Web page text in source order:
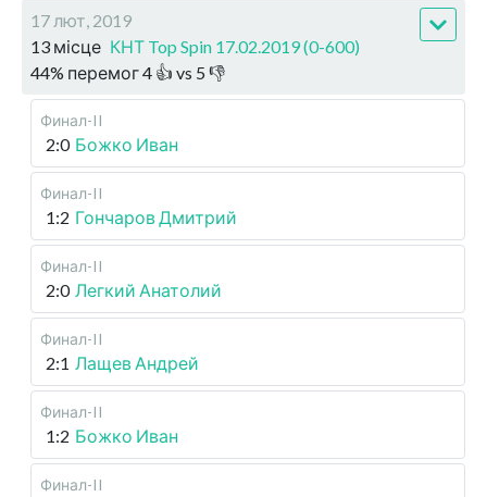
17 лют, 2019
13 місце КНТ Top Spin 17.02.2019 (0-600)
44% перемог4 👍 vs 5 👎
Финал-II
2:0 Божко Иван
Финал-II
1:2 Гончаров Дмитрий
Финал-II
2:0 Легкий Анатолий
Финал-II
2:1 Лащев Андрей
Финал-II
1:2 Божко Иван
Финал-II